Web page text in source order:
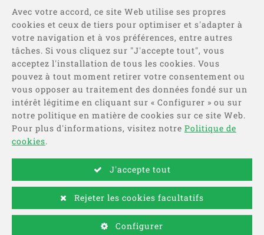
en sacs, big bag ou camions complets.
Catégories
Information
Avec votre accord, ce site Web utilise ses propres
cookies et ceux de tiers pour optimiser et s'adapter à
votre navigation et à vos préférences, entre autres
tâches. Si vous cliquez sur "J'accepte tout", vous
acceptez l'installation de tous les cookies. Vous
pouvez à tout moment retirer votre consentement ou
vous opposer au traitement des données fondé sur un
intérêt légitime en cliquant sur « Configurer » ou sur
notre politique en matière de cookies sur ce site Web.
Pour plus d'informations, visitez notre Politique de
cookies.
J'accepte tout
Rejeter les cookies facultatifs
Configurer
Comertis-Mentions légales